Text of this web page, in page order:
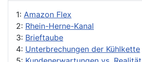
1: Amazon Flex
2: Rhein-Herne-Kanal
3: Brieftaube
4: Unterbrechungen der Kühlkette